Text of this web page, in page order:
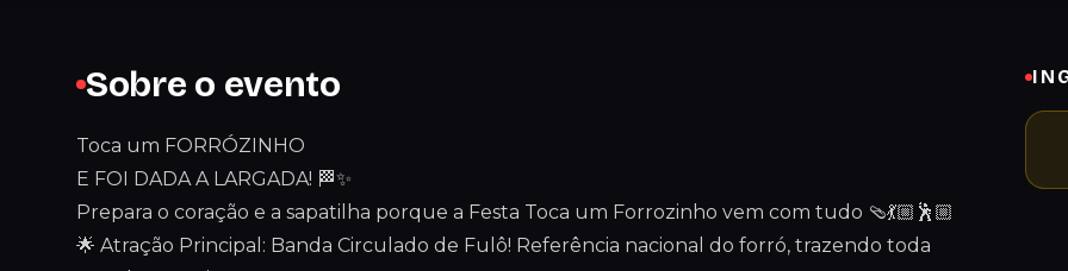
Sobre o evento
Toca um FORRÓZINHO
E FOI DADA A LARGADA! 🏁✨
Prepara o coração e a sapatilha porque a Festa Toca um Forrozinho vem com tudo 🩴💃🏼🕺🏼
🌟 Atração Principal: Banda Circulado de Fulô! Referência nacional do forró, trazendo toda